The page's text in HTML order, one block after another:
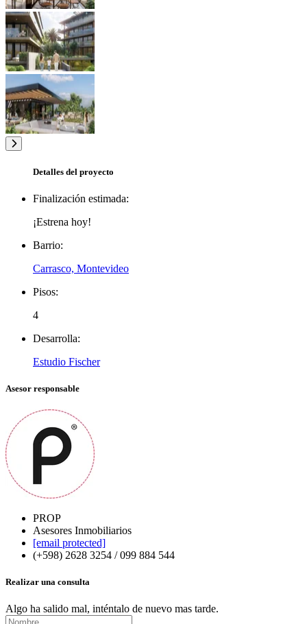
Detalles del proyecto
Finalización estimada:
¡Estrena hoy!
Barrio:
Carrasco, Montevideo
Pisos:
4
Desarrolla:
Estudio Fischer
Asesor responsable
PROP
Asesores Inmobiliarios
[email protected]
(+598) 2628 3254 / 099 884 544
Realizar una consulta
Algo ha salido mal, inténtalo de nuevo mas tarde.